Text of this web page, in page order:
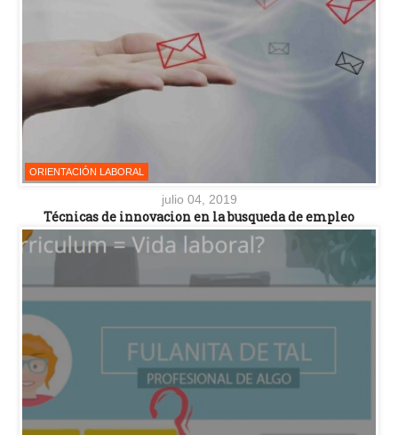
ORIENTACIÓN LABORAL
julio 04, 2019
Técnicas de innovacion en la busqueda de empleo